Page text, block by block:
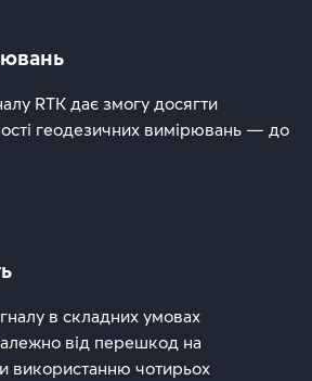
RTK дає змогу досягти
геодезичних вимірювань — до
в складних умовах
від перешкод на
використанню чотирьох